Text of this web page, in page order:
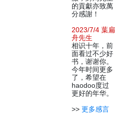
的貢獻亦致萬
分感謝！
2023/7/4 葉扁
舟先生
相识十年，前
面看过不少好
书，谢谢你。
今年时间更多
了，希望在
haodoo度过
更好的年华。
>> 更多感言